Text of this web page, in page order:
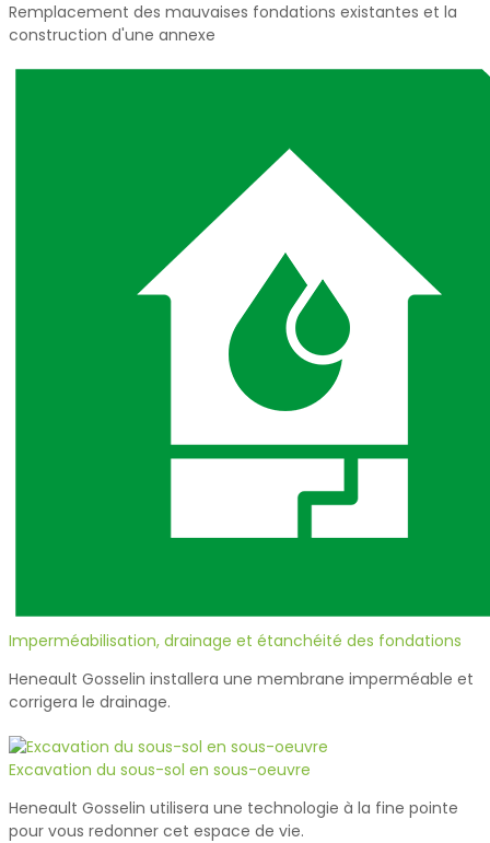
Remplacement des mauvaises fondations existantes et la
construction d'une annexe
Imperméabilisation, drainage et étanchéité des fondations
Heneault Gosselin installera une membrane imperméable et
corrigera le drainage.
Excavation du sous-sol en sous-oeuvre
Heneault Gosselin utilisera une technologie à la fine pointe
pour vous redonner cet espace de vie.